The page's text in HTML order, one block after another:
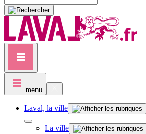
menu
Laval, la ville
La ville